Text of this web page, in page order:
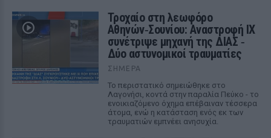
Τροχαίο στη λεωφόρο
Αθηνών‑Σουνίου: Αναστροφή ΙΧ
συνέτριψε μηχανή της ΔΙΑΣ ‑
Δύο αστυνομικοί τραυματίες
ΣΉΜΕΡΑ
Το περιστατικό σημειώθηκε στο
Λαγονήσι, κοντά στην παραλία Πεύκο - το
ενοικιαζόμενο όχημα επέβαιναν τέσσερα
άτομα, ενώ η κατάσταση ενός εκ των
τραυματιών εμπνέει ανησυχία.